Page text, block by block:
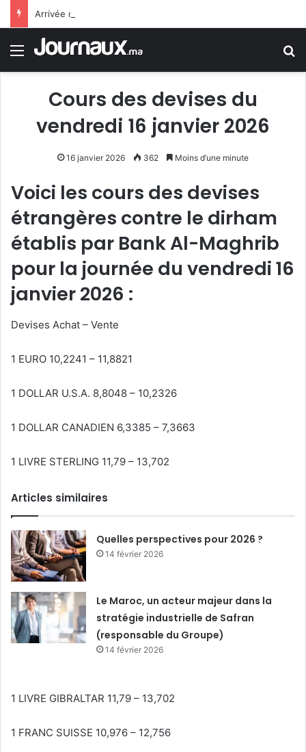
Menu
Cours des devises du
vendredi 16 janvier 2026
16 janvier 2026 362 Moins d’une minute
Voici les cours des devises
étrangères contre le dirham
établis par Bank Al-Maghrib
pour la journée du vendredi 16
janvier 2026 :
Devises Achat – Vente
1 EURO 10,2241 – 11,8821
1 DOLLAR U.S.A. 8,8048 – 10,2326
1 DOLLAR CANADIEN 6,3385 – 7,3663
1 LIVRE STERLING 11,79 – 13,702
Articles similaires
Quelles perspectives pour 2026 ?
14 février 2026
Le Maroc, un acteur majeur dans la
stratégie industrielle de Safran
(responsable du Groupe)
14 février 2026
1 LIVRE GIBRALTAR 11,79 – 13,702
1 FRANC SUISSE 10,976 – 12,756